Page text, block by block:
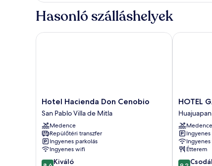
Hasonló szálláshelyek
Hotel
Hacienda
Don
Cenobio
San
Pablo
Villa
de
Hotel Hacienda Don Cenobio
San Pablo Villa de Mitla
Medence
Repülőtéri transzfer
Ingyenes parkolás
Ingyenes wifi
8.6 Kiváló
Hotel Hacienda Don Cenobio
HOTEL
GARCIA
PERAL
Huajuapan
HOTEL
Huajuapan
Medence
Étterem
9.2
HOTEL